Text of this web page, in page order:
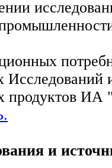
Исследований
продуктов
и